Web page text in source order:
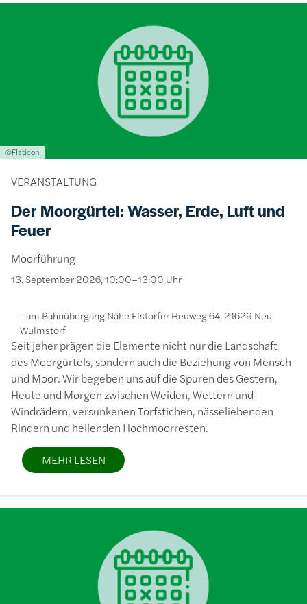
Lizenzinformationen einschließlich Urheberrecht
©Flaticon
VERANSTALTUNG
Der Moorgürtel: Wasser, Erde, Luft und
Feuer
Moorführung
13. September 2026, 10:00–13:00 Uhr
am Bahnübergang Nähe Elstorfer Heuweg 64, 21629 Neu
Wulmstorf
Seit jeher prägen die Elemente nicht nur die Landschaft
des Moorgürtels, sondern auch die Beziehung von Mensch
und Moor. Wir begeben uns auf die Spuren des Gestern,
Heute und Morgen zwischen Weiden, Wettern und
Windrädern, versunkenen Torfstichen, nässeliebenden
Rindern und heilenden Hochmoorresten.
MEHR LESEN